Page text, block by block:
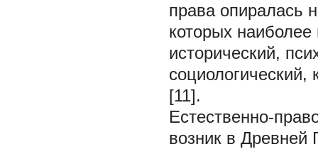
права опиралась
которых
исторический,
[11].
Естественно-
возник в